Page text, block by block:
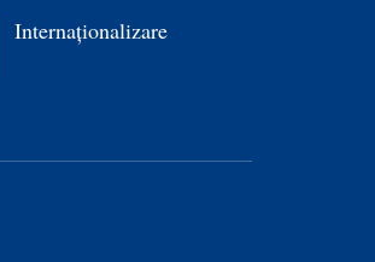
Internaționalizare